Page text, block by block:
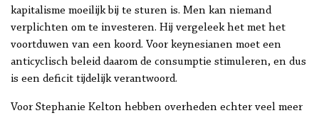
kapitalisme moeilijk bij te sturen is. Men kan niemand
verplichten om te investeren. Hij vergeleek het met het
voortduwen van een koord. Voor keynesianen moet een
anticyclisch beleid daarom de consumptie stimuleren, en dus
is een deficit tijdelijk verantwoord.
Voor Stephanie Kelton hebben overheden echter veel meer